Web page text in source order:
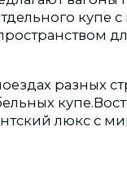
купе
разных
люкс с